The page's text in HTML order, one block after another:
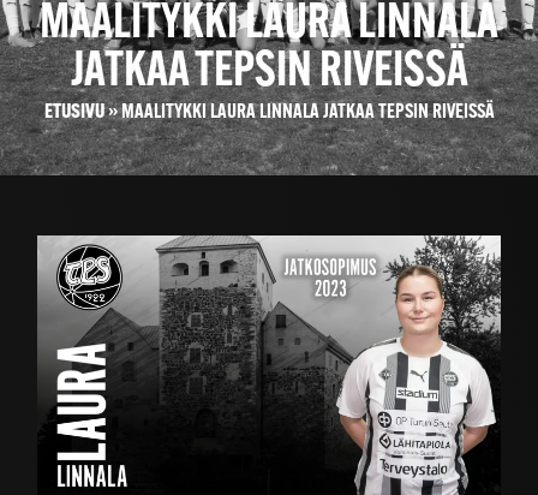
MAALITYKKI LAURA LINNALA
JATKAA TEPSIN RIVEISSÄ
ETUSIVU»MAALITYKKI LAURA LINNALA JATKAA TEPSIN RIVEISSÄ